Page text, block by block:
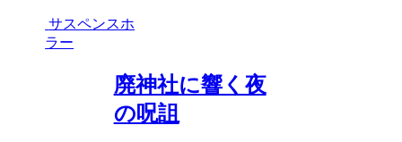
サスペンスホ
ラー
廃神社に響く夜
の呪詛